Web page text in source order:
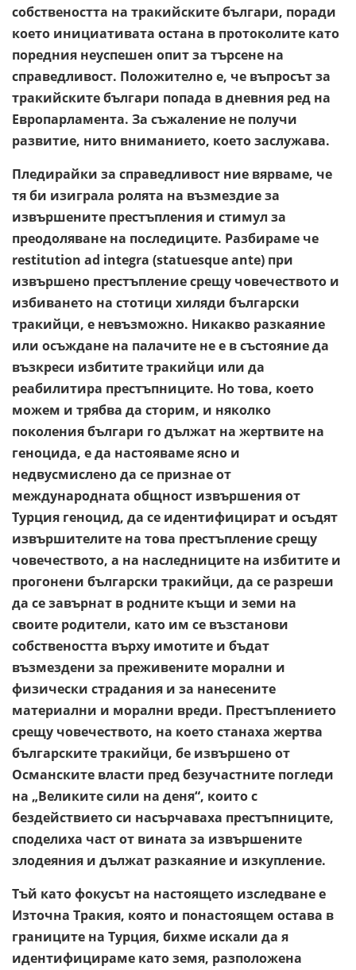
собствеността на тракийските българи, поради
което инициативата остана в протоколите като
поредния неуспешен опит за търсене на
справедливост. Положително е, че въпросът за
тракийските българи попада в дневния ред на
Европарламента. За съжаление не получи
развитие, нито вниманието, което заслужава.
Пледирайки за справедливост ние вярваме, че
тя би изиграла ролята на възмездие за
извършените престъпления и стимул за
преодоляване на последиците. Разбираме че
restitution ad integra (statuesque ante) при
извършено престъпление срещу човечеството и
избиването на стотици хиляди български
тракийци, е невъзможно. Никакво разкаяние
или осъждане на палачите не е в състояние да
възкреси избитите тракийци или да
реабилитира престъпниците. Но това, което
можем и трябва да сторим, и няколко
поколения българи го дължат на жертвите на
геноцида, е да настояваме ясно и
недвусмислено да се признае от
международната общност извършения от
Турция геноцид, да се идентифицират и осъдят
извършителите на това престъпление срещу
човечеството, а на наследниците на избитите и
прогонени български тракийци, да се разреши
да се завърнат в родните къщи и земи на
своите родители, като им се възстанови
собствеността върху имотите и бъдат
възмездени за преживените морални и
физически страдания и за нанесените
материални и морални вреди. Престъплението
срещу човечеството, на което станаха жертва
българските тракийци, бе извършено от
Османските власти пред безучастните погледи
на „Великите сили на деня“, които с
бездействието си насърчаваха престъпниците,
споделиха част от вината за извършените
злодеяния и дължат разкаяние и изкупление.
Тъй като фокусът на настоящето изследване е
Източна Тракия, която и понастоящем остава в
границите на Турция, бихме искали да я
идентифицираме като земя, разположена